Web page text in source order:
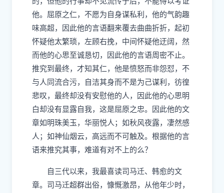
他。屈原之仁，不愿为自身谋私利，他的气韵趣
味高超，因此他的言语翻来覆去曲曲折折，起初
怀疑他太繁琐，左顾右挽，中间怀疑他迂阔，然
而他的心思至诚恳切，因此他的言语周密不止。
推究到最终，才知其仁，他是愤怒而非怨怼，不
与人同流合污，自洁其身而不是为己谋利，彷徨
悲叹，最终却没有安慰他的人，因此他的心思明
白却没有显露自我，这是屈原之忠。因此他的文
章如明珠美玉，华丽悦人；如秋风夜露，凄然感
人；如神仙烟云，高远而不可触及。根据他的言
语来推究其事，难道有对不上的么？
自三代以来，我最喜读司马迁、韩愈的文
章。司马迁超群出俗，慷慨激昂，从他年少时，